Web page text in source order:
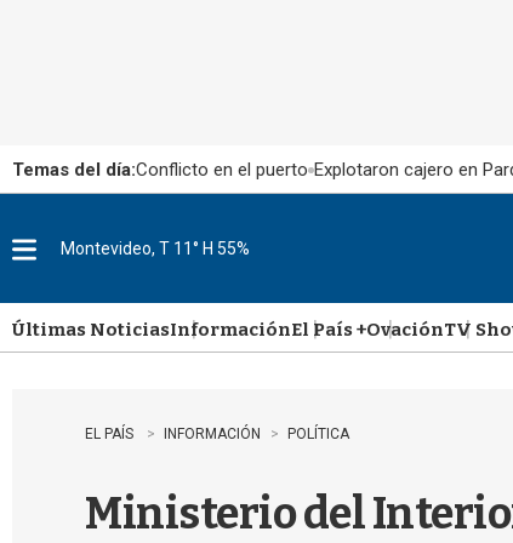
Temas del día:Conflicto en el puerto Explotaron cajero en
u
Montevideo, T 11° H 55%
Últimas NoticiasInformaciónEl País +OvaciónTV
EL PAÍS INFORMACIÓN POLÍTICA
Ministerio del